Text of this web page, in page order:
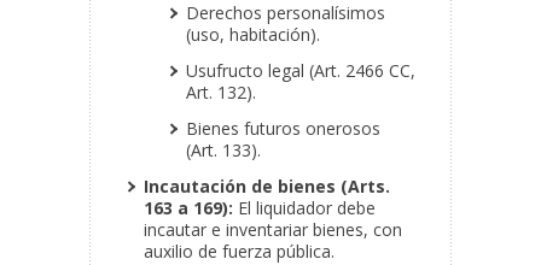
Derechos personalísimos
(uso, habitación).
Usufructo legal (Art. 2466 CC,
Art. 132).
Bienes futuros onerosos
(Art. 133).
Incautación de bienes (Arts.
163 a 169): El liquidador debe
incautar e inventariar bienes, con
auxilio de fuerza pública.